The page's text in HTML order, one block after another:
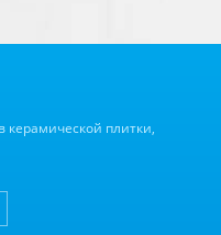
плитки,